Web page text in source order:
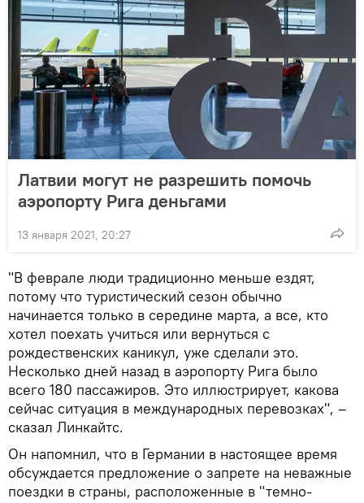
Латвии могут не разрешить помочь
аэропорту Рига деньгами
13 января 2021, 20:27
"В феврале люди традиционно меньше ездят,
потому что туристический сезон обычно
начинается только в середине марта, а все, кто
хотел поехать учиться или вернуться с
рождественских каникул, уже сделали это.
Несколько дней назад в аэропорту Рига было
всего 180 пассажиров. Это иллюстрирует, какова
сейчас ситуация в международных перевозках", –
сказал Линкайтс.
Он напомнил, что в Германии в настоящее время
обсуждается предложение о запрете на неважные
поездки в страны, расположенные в "темно-